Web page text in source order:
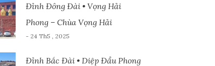
Đỉnh Đông Đài • Vọng Hải
Phong – Chùa Vọng Hải
- 24 Th5 , 2025
Đỉnh Bắc Đài • Diệp Đẩu Phong